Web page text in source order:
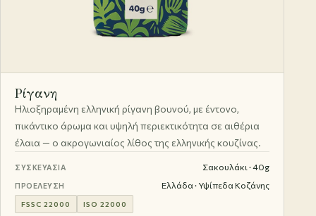
Ρίγανη
Ηλιοξηραμένη ελληνική ρίγανη βουνού, με έντονο,
πικάντικο άρωμα και υψηλή περιεκτικότητα σε αιθέρια
έλαια — ο ακρογωνιαίος λίθος της ελληνικής κουζίνας.
ΣΥΣΚΕΥΑΣΊΑ Σακουλάκι · 40g
ΠΡΟΈΛΕΥΣΗ Ελλάδα · Υψίπεδα Κοζάνης
FSSC 22000 ISO 22000